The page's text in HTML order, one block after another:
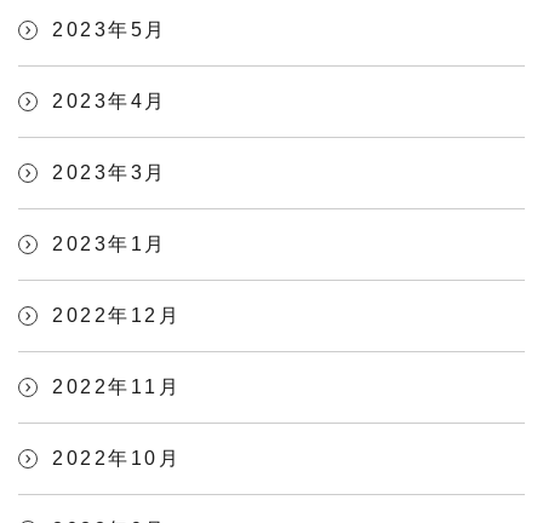
2023年5月
2023年4月
2023年3月
2023年1月
2022年12月
2022年11月
2022年10月